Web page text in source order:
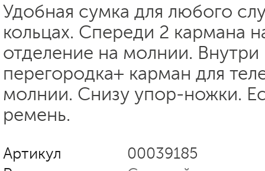
Удобная сумка для любого
кольцах. Спереди 2 кармана
отделение на молнии.
перегородка+ карман для
молнии. Снизу упор-ножки.
ремень.
Артикул
00039185